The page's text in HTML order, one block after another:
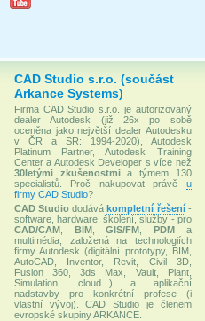
CAD Studio s.r.o. (součást
Arkance Systems)
Firma CAD Studio s.r.o. je autorizovaný
dealer Autodesk (již 26x po sobě
oceněna jako největší dealer Autodesku
v ČR a SR: 1994-2020), Autodesk
Platinum Partner, Autodesk Training
Center a Autodesk Developer s více než
30letými zkušenostmia týmem 130
specialistů. Proč nakupovat právě u
firmy CAD Studio?
CAD Studio dodávákompletní řešení-
software, hardware, školení, služby - pro
CAD/CAM
BIM,GIS/FM ,PDM a
multimédia, založená na technologiích
firmy Autodesk (digitální prototypy, BIM,
AutoCAD, Inventor, Revit, Civil 3D,
Fusion 360, 3ds Max, Vault, Plant,
Simulation, cloud...) a aplikační
nadstavby pro konkrétní profese (i
vlastní vývoj). CAD Studio je členem
evropské skupiny ARKANCE.